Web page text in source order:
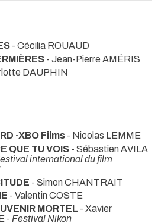
- Cécilia ROUAUD
- Jean-Pierre AMÉRIS
DAUPHIN
-XBO Films - Nicolas LEMME
QUE TU VOIS - Sébastien AVILA
international du film
- Simon CHANTRAIT
- Valentin COSTE
MORTEL - Xavier
- Festival Nikon